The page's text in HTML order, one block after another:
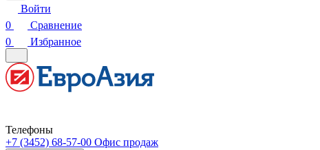
Войти
0
Сравнение
0
Избранное
Телефоны
+7 (3452) 68-57-00 Офис продаж